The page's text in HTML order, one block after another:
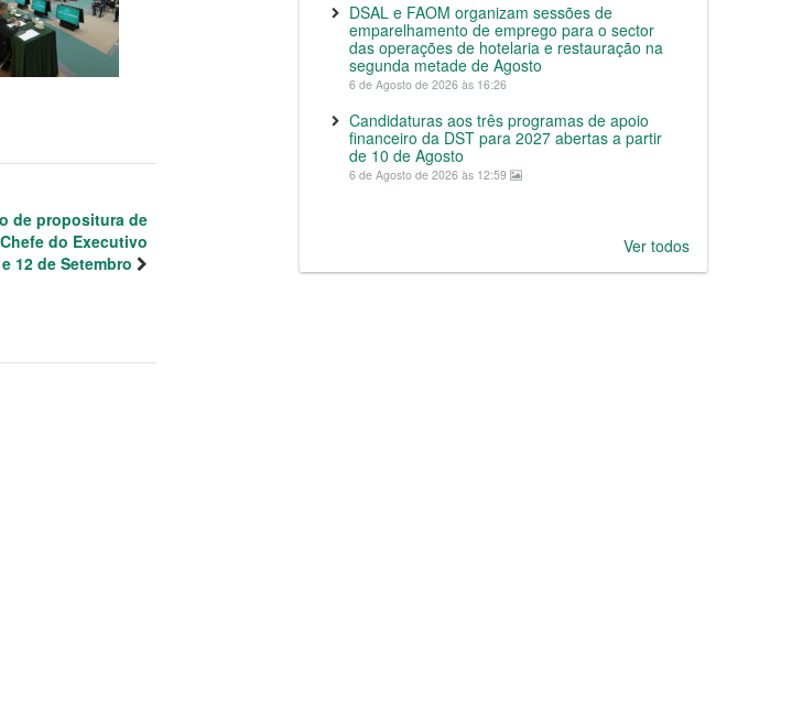
de propositura de
do Executivo
12 de Setembro
DSAL e FAOM organizam sessões de
emparelhamento de emprego para o sector
das operações de hotelaria e restauração na
segunda metade de Agosto
6 de Agosto de 2026 às 16:26
Candidaturas aos três programas de apoio
financeiro da DST para 2027 abertas a partir
de 10 de Agosto
6 de Agosto de 2026 às 12:59
Ver todos